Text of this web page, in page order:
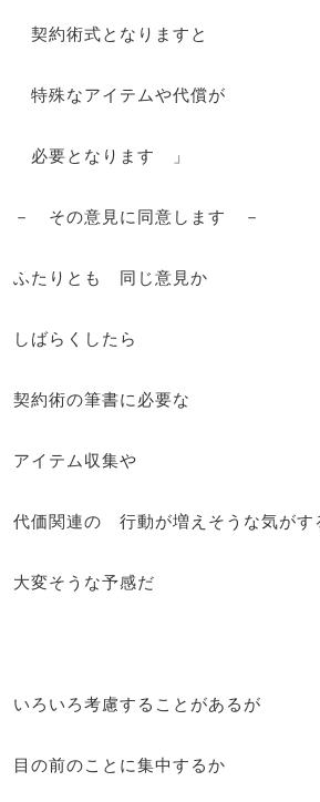
契約術式となりますと
特殊なアイテムや代償が
必要となります 」
－ その意見に同意します －
ふたりとも 同じ意見か
しばらくしたら
契約術の筆書に必要な
アイテム収集や
代価関連の 行動が増えそうな気がす
大変そうな予感だ
いろいろ考慮することがあるが
目の前のことに集中するか